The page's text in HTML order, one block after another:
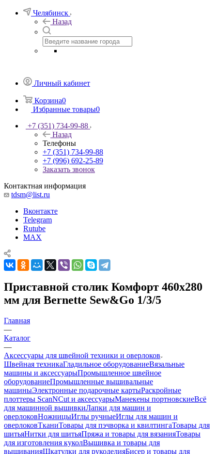
Челябинск
Назад
Личный кабинет
Корзина0
Избранные товары0
+7 (351) 734-99-88
Назад
Телефоны
+7 (351) 734-99-88
+7 (996) 692-25-89
Заказать звонок
Контактная информация
tdsm@list.ru
Вконтакте
Telegram
Rutube
MAX
Приставной столик Комфорт 460х280
мм для Bernette Sew&Go 1/3/5
Главная
—
Каталог
—
Аксессуары для швейной техники и оверлоков
Швейная техникаГладильное оборудованиеВязальные
машины и аксессуарыПромышленное швейное
оборудованиеПромышленные вышивальные
машиныЭлектронные подарочные картыРаскройные
плоттеры ScanNCut и аксессуарыМанекены портновскиеВсё
для машинной вышивкиЛапки для машин и
оверлоковНожницыИглы ручныеИглы для машин и
оверлоковТканиТовары для пэчворка и квилтингаТовары для
шитьяНитки для шитьяПряжа и товары для вязанияТовары
для изготовления куколВышивка и товары для
вышиванияШкатулки для рукоделияБисер и товары для